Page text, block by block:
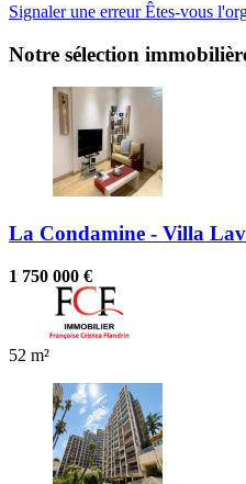
Signaler une erreurÊtes-vous
Notre sélection
La Condamine - Villa
1 750 000 €
52 m²